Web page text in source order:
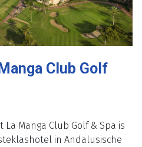
Club Golf
La Manga Club Golf & Spa is
in Andalusische